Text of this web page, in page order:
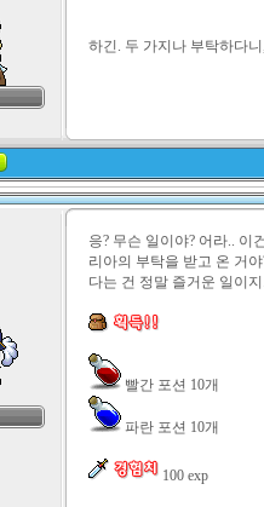
하긴. 두 가지나 부탁하다
응? 무슨 일이야? 어라.. 이
리아의 부탁을 받고 온 거
다는 건 정말 즐거운 일이
파란 포션 10개
100 exp